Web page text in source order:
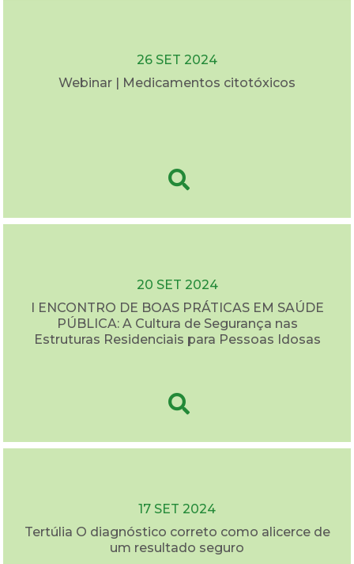
26 SET 2024
Webinar | Medicamentos citotóxicos
20 SET 2024
I ENCONTRO DE BOAS PRÁTICAS EM SAÚDE
PÚBLICA: A Cultura de Segurança nas
Estruturas Residenciais para Pessoas Idosas
17 SET 2024
Tertúlia O diagnóstico correto como alicerce de
um resultado seguro